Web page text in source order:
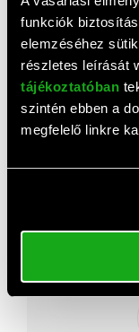
funkciók
elemzéséhez
részletes leírását
tájékoztatóban
szintén ebben a
megfelelő linkre
LG GP57EB40 DVD-
fekete, BOX, slim)
9 070 HUF